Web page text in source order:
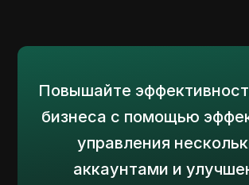
Повышайте
бизнеса с помощью
управления
аккаунтами и